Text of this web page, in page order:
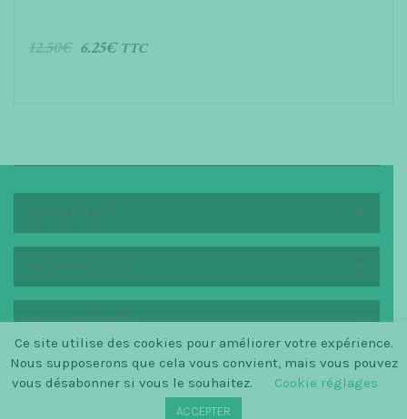
12.50€ 6.25€ TTC
NOUS CONTACTER
© SINCE 2014 LA PETITE SCANDINAVE / LOGO BY
Ce site utilise des cookies pour améliorer votre expérience.
Nous supposerons que cela vous convient, mais vous pouvez
vous désabonner si vous le souhaitez.
Cookie réglages
ACCEPTER